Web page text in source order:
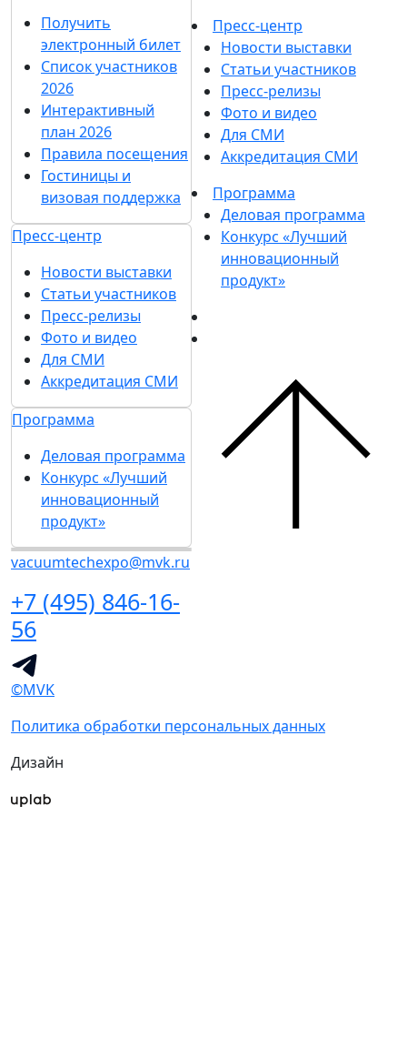
Получить
электронный билет
Список участников
2026
Интерактивный
план 2026
Правила посещения
Гостиницы и
визовая поддержка
Пресс-центр
Новости выставки
Статьи участников
Пресс-релизы
Фото и видео
Для СМИ
Аккредитация СМИ
Программа
Деловая программа
Конкурс «Лучший
инновационный
продукт»
vacuumtechexpo@mvk.ru
+7 (495) 846-16-
56
Пресс-центр
Новости выставки
Статьи участников
Пресс-релизы
Фото и видео
Для СМИ
Аккредитация СМИ
Программа
Деловая программа
Конкурс «Лучший
инновационный
продукт»
©MVK
Политика обработки персональных данных
Дизайн